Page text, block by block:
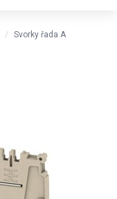
Svorky řada A